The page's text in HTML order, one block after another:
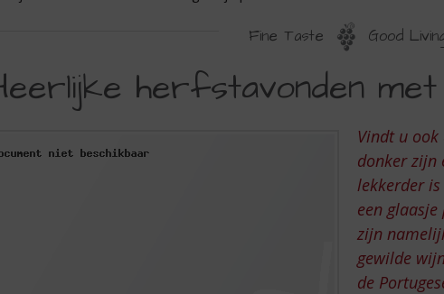
Fine Taste Good
herfstavonden
Vindt u
donker zijn
lekkerder
een
zijn
gewilde
de